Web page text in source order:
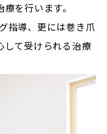
を行います。
指導、更には巻き爪
して受けられる治療